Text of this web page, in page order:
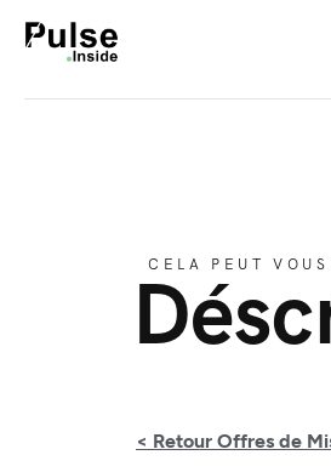
CELA PEUT
< Retour Offres de